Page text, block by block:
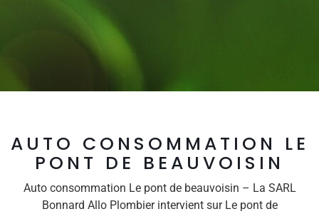
AUTO CONSOMMATION LE
PONT DE BEAUVOISIN
Auto consommation Le pont de beauvoisin – La SARL
Bonnard Allo Plombier intervient sur Le pont de